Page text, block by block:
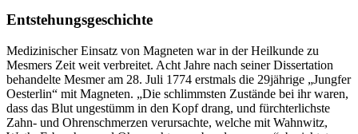
Entstehungsgeschichte
Medizinischer Einsatz von Magneten war in der Heilkunde zu
Mesmers Zeit weit verbreitet. Acht Jahre nach seiner Dissertation
behandelte Mesmer am 28. Juli 1774 erstmals die 29jährige „Jungfer
Oesterlin“ mit Magneten. „Die schlimmsten Zustände bei ihr waren,
dass das Blut ungestümm in den Kopf drang, und fürchterlichste
Zahn- und Ohrenschmerzen verursachte, welche mit Wahnwitz,